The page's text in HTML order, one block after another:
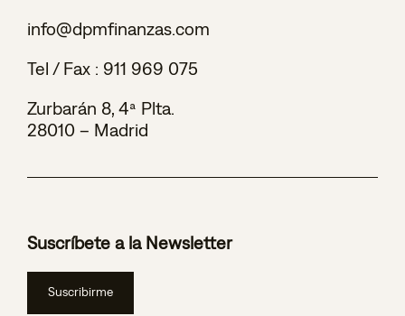
info@dpmfinanzas.com
Tel / Fax : 911 969 075
Zurbarán 8, 4ª Plta.
28010 – Madrid
Suscríbete a la Newsletter
Suscribirme